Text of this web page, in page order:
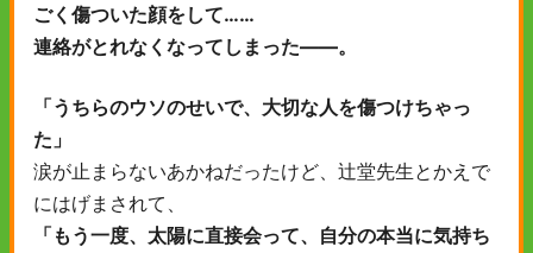
ごく傷ついた顔をして……
連絡がとれなくなってしまった――。
「うちらのウソのせいで、大切な人を傷つけちゃっ
た」
涙が止まらないあかねだったけど、辻堂先生とかえで
にはげまされて、
「もう一度、太陽に直接会って、自分の本当に気持ち